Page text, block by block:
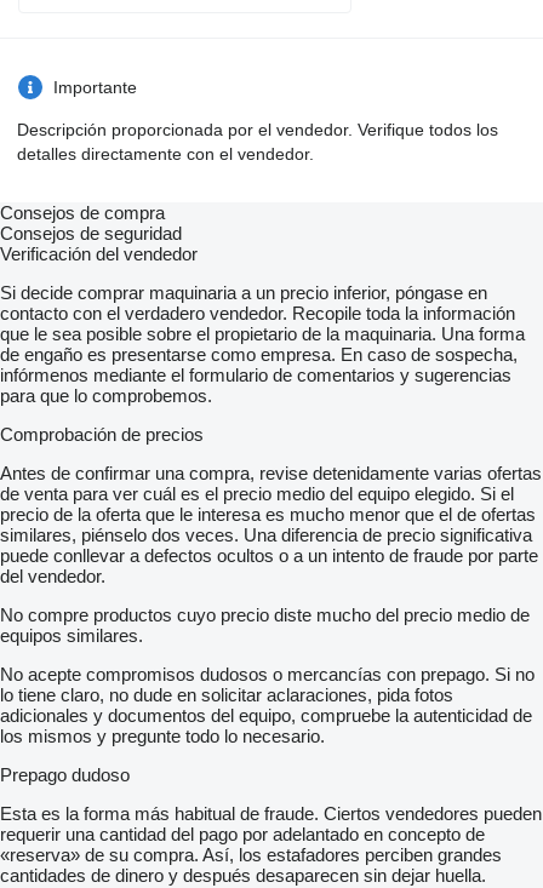
Importante
Descripción proporcionada por el vendedor. Verifique todos los
detalles directamente con el vendedor.
Consejos de compra
Consejos de seguridad
Verificación del vendedor
Si decide comprar maquinaria a un precio inferior, póngase en
contacto con el verdadero vendedor. Recopile toda la información
que le sea posible sobre el propietario de la maquinaria. Una forma
de engaño es presentarse como empresa. En caso de sospecha,
infórmenos mediante el formulario de comentarios y sugerencias
para que lo comprobemos.
Comprobación de precios
Antes de confirmar una compra, revise detenidamente varias ofertas
de venta para ver cuál es el precio medio del equipo elegido. Si el
precio de la oferta que le interesa es mucho menor que el de ofertas
similares, piénselo dos veces. Una diferencia de precio significativa
puede conllevar a defectos ocultos o a un intento de fraude por parte
del vendedor.
No compre productos cuyo precio diste mucho del precio medio de
equipos similares.
No acepte compromisos dudosos o mercancías con prepago. Si no
lo tiene claro, no dude en solicitar aclaraciones, pida fotos
adicionales y documentos del equipo, compruebe la autenticidad de
los mismos y pregunte todo lo necesario.
Prepago dudoso
Esta es la forma más habitual de fraude. Ciertos vendedores pueden
requerir una cantidad del pago por adelantado en concepto de
«reserva» de su compra. Así, los estafadores perciben grandes
cantidades de dinero y después desaparecen sin dejar huella.